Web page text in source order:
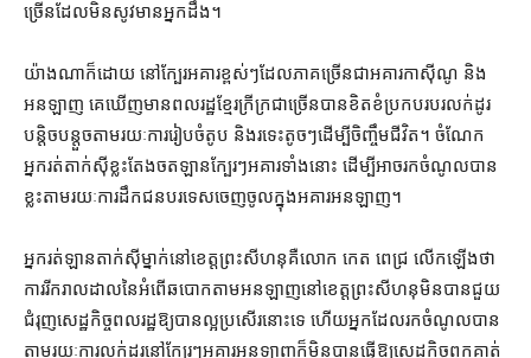
ច្រើន​ដែល​មិន​សូវ​មាន​អ្នក​ដឹង។
យ៉ាងណាក៏ដោយ នៅ​ក្បែរ​អគារ​ខ្ពស់ៗ​ដែល​ភាគច្រើន​ជា​អគារ​កាស៊ីណូ និង​
អនឡាញ គេ​ឃើញ​មាន​ពលរដ្ឋ​ខ្មែរ​ក្រីក្រ​ជាច្រើន​បាន​ខិតខំ​ប្រកប​របរ​លក់ដូរ​
បន្តិច​បន្តួច​តាមរយៈ​ការរៀបចំ​តូប និង​រទេះ​តូចៗ​ដើម្បី​ចិញ្ចឹមជីវិត​។ ចំណែក
អ្នក​រត់​តាក់ស៊ី​ខ្លះ​តែង​ចត​ឡាន​ក្បែរៗ​អគារ​ទាំងនោះ ដើម្បី​អាច​រក​ចំណូល​បាន​
ខ្លះ​តាមរយៈ​ការ​ដឹក​ជនបរទេស​ចេញចូល​ក្នុង​អគារ​អនឡាញ។
អ្នក​រត់​ឡាន​តាក់ស៊ី​ម្នាក់​នៅ​ខេត្ត​ព្រះសីហនុ​គឺ​លោក កេត ពេជ្រ លើកឡើង​ថា
ការ​រីក​រាលដាល​នៃ​អំពើ​ឆបោក​តាម​អនឡាញ​នៅ​ខេត្ត​ព្រះសីហនុ​មិនបាន​ជួយ​
ជំរុញ​សេដ្ឋកិច្ច​ពលរដ្ឋ​ឱ្យ​បាន​ល្អ​ប្រសើរ​នោះ​ទេ ហើយ​អ្នក​ដែល​រក​ចំណូល​បាន​
តាម​រយៈ​ការលក់ដូរ​នៅ​ក្បែរៗ​អគារ​អនឡាញ​ក៏​មិនបាន​ធ្វើ​ឱ្យ​សេដ្ឋកិច្ច​ពួកគាត់​